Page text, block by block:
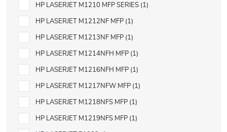
HP LASERJET M1210 MFP SERIES 1
HP LASERJET M1212NF MFP 1
HP LASERJET M1213NF MFP 1
HP LASERJET M1214NFH MFP 1
HP LASERJET M1216NFH MFP 1
HP LASERJET M1217NFW MFP 1
HP LASERJET M1218NFS MFP 1
HP LASERJET M1219NFS MFP 1